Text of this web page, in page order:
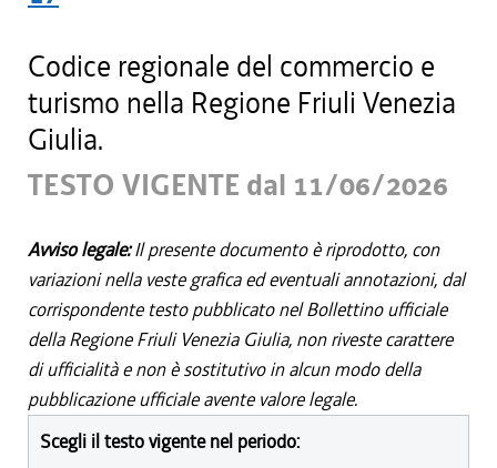
Codice regionale del commercio e
turismo nella Regione Friuli Venezia
Giulia.
TESTO VIGENTE dal 11/06/2026
Avviso legale:Il presente documento è riprodotto, con
variazioni nella veste grafica ed eventuali annotazioni, dal
corrispondente testo pubblicato nel Bollettino ufficiale
della Regione Friuli Venezia Giulia, non riveste carattere
di ufficialità e non è sostitutivo in alcun modo della
pubblicazione ufficiale avente valore legale.
Scegli il testo vigente nel periodo: